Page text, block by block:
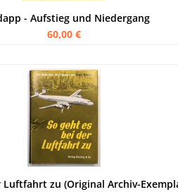
- Aufstieg und Niedergang
60,00 €
Luftfahrt zu (Original Archiv-